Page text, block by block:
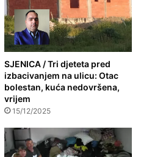
SJENICA / Tri djeteta pred
izbacivanjem na ulicu: Otac
bolestan, kuća nedovršena,
vrijem
15/12/2025